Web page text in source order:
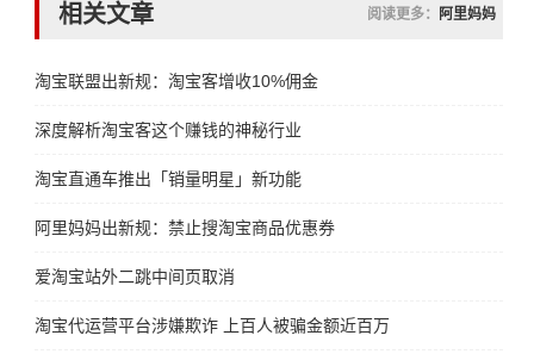
相关文章 阅读更多： 阿里妈妈
淘宝联盟出新规：淘宝客增收10%佣金
深度解析淘宝客这个赚钱的神秘行业
淘宝直通车推出「销量明星」新功能
阿里妈妈出新规：禁止搜淘宝商品优惠券
爱淘宝站外二跳中间页取消
淘宝代运营平台涉嫌欺诈 上百人被骗金额近百万